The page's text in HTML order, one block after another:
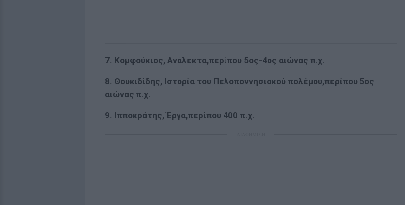
7. Κομφούκιος, Ανάλεκτα,περίπου 5ος-4ος αιώνας π.χ.
8. Θουκιδίδης, Ιστορία του Πελοποννησιακού πολέμου,περίπου 5ος
αιώνας π.χ.
9. Ιπποκράτης, Έργα,περίπου 400 π.χ.